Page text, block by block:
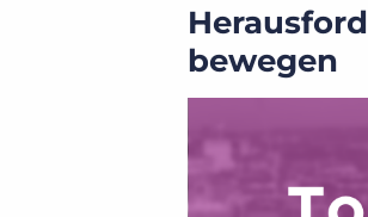
bewegen